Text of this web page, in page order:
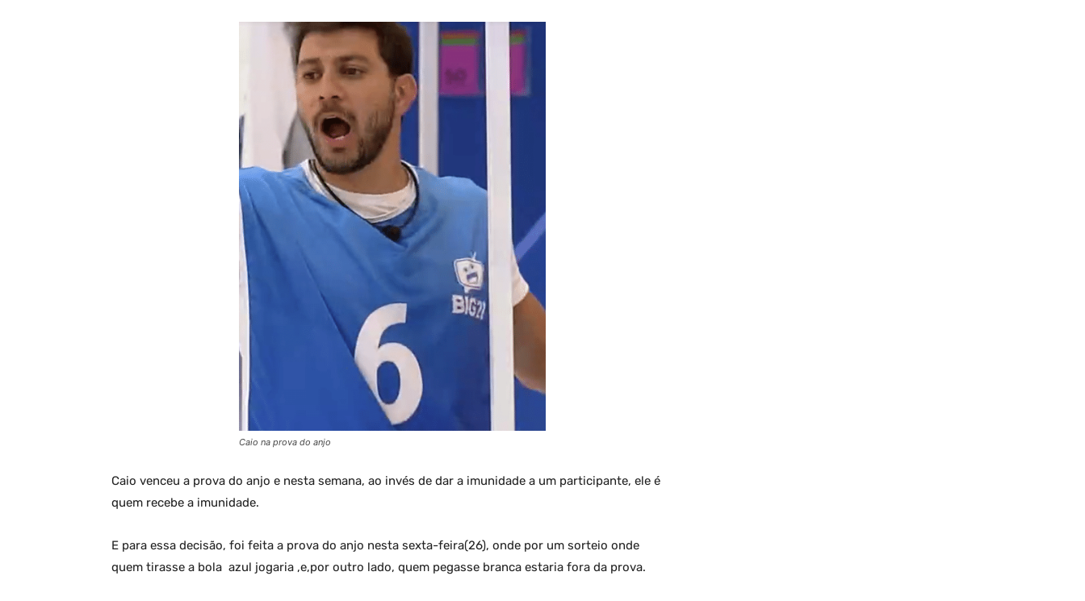
Caio na prova do anjo
Caio venceu a prova do anjo e nesta semana, ao invés de dar a imunidade a um participante, ele é
quem recebe a imunidade.
E para essa decisão, foi feita a prova do anjo nesta sexta-feira(26), onde por um sorteio onde
quem tirasse a bola azul jogaria ,e,por outro lado, quem pegasse branca estaria fora da prova.